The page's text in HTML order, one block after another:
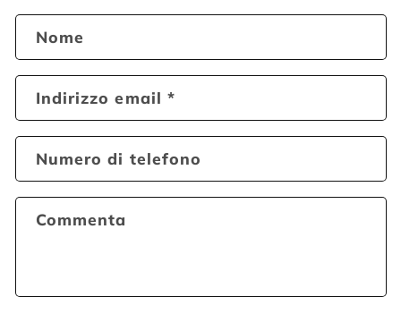
Nome
Indirizzo email*
Numero di telefono
Commenta